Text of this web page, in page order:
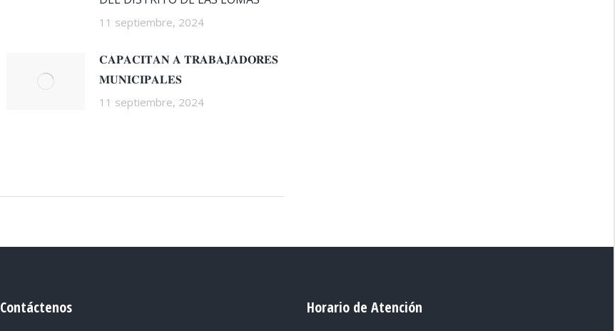
11 septiembre, 2024
𝐂𝐀𝐏𝐀𝐂𝐈𝐓𝐀𝐍 𝐀 𝐓𝐑𝐀𝐁𝐀𝐉𝐀𝐃𝐎𝐑𝐄𝐒
𝐌𝐔𝐍𝐈𝐂𝐈𝐏𝐀𝐋𝐄𝐒
11 septiembre, 2024
Contáctenos Horario de Atención